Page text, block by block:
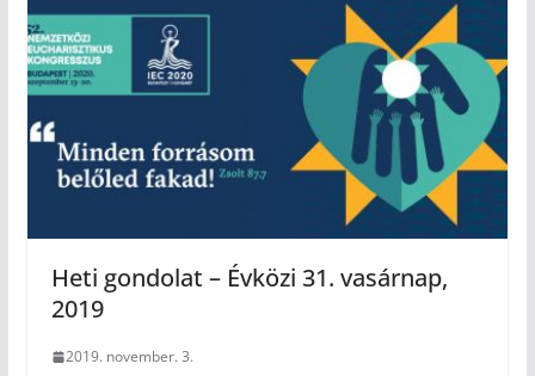
Heti gondolat – Évközi 31. vasárnap,
2019
2019. november. 3.